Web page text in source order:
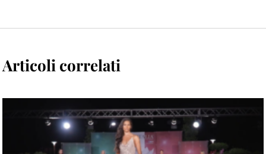
Articoli correlati